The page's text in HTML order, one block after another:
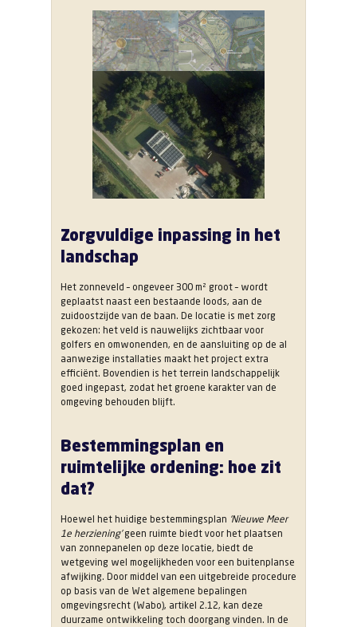
Zorgvuldige inpassing in het
landschap
Het zonneveld – ongeveer 300 m² groot – wordt
geplaatst naast een bestaande loods, aan de
zuidoostzijde van de baan. De locatie is met zorg
gekozen: het veld is nauwelijks zichtbaar voor
golfers en omwonenden, en de aansluiting op de al
aanwezige installaties maakt het project extra
efficiënt. Bovendien is het terrein landschappelijk
goed ingepast, zodat het groene karakter van de
omgeving behouden blijft.
Bestemmingsplan en
ruimtelijke ordening: hoe zit
dat?
Hoewel het huidige bestemmingsplan ‘Nieuwe Meer
1e herziening’geen ruimte biedt voor het plaatsen
van zonnepanelen op deze locatie, biedt de
wetgeving wel mogelijkheden voor een buitenplanse
afwijking. Door middel van een uitgebreide procedure
op basis van de Wet algemene bepalingen
omgevingsrecht (Wabo), artikel 2.12, kan deze
duurzame ontwikkeling toch doorgang vinden. In de